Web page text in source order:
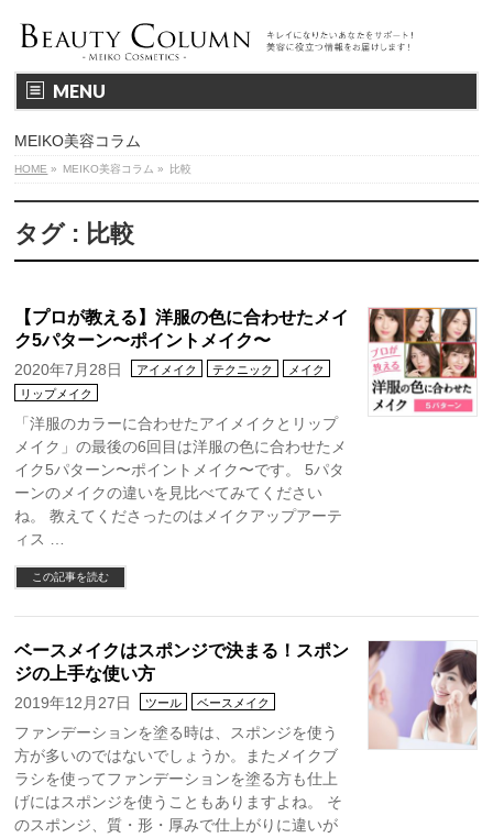
MENU
MEIKO美容コラム
HOME » MEIKO美容コラム » 比較
タグ : 比較
【プロが教える】洋服の色に合わせたメイ
ク5パターン〜ポイントメイク〜
2020年7月28日 アイメイク テクニック
メイク
リップメイク
「洋服のカラーに合わせたアイメイクとリップ
メイク」の最後の6回目は洋服の色に合わせたメ
イク5パターン〜ポイントメイク〜です。 5パタ
ーンのメイクの違いを見比べてみてください
ね。 教えてくださったのはメイクアップアーテ
ィス …
この記事を読む
ベースメイクはスポンジで決まる！スポン
ジの上手な使い方
2019年12月27日 ツール ベースメイク
ファンデーションを塗る時は、スポンジを使う
方が多いのではないでしょうか。またメイクブ
ラシを使ってファンデーションを塗る方も仕上
げにはスポンジを使うこともありますよね。 そ
のスポンジ、質・形・厚みで仕上がりに違いが